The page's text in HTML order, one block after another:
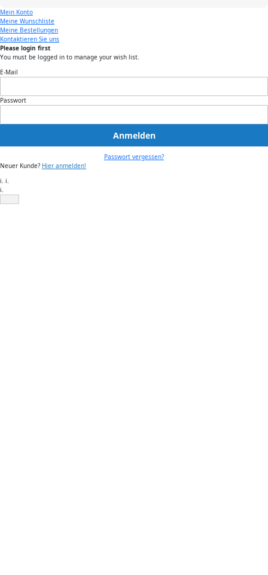
Mein Konto
Meine Wunschliste
Meine Bestellungen
Kontaktieren Sie uns
Please login first
You must be logged in to manage your wish list.
E-Mail
Passwort
Anmelden
Passwort vergessen?
Neuer Kunde? Hier anmelden!
i. i.
i.